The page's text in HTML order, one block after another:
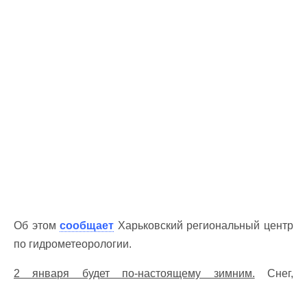
Об этомсообщает Харьковский региональный центр
по гидрометеорологии.
2 января будет по-настоящему зимним. Снег,